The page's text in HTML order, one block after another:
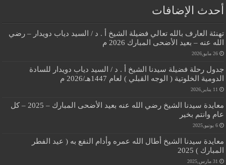
أحدث الإضافات
تهنئة العارف بالله تعالي فضيلة الشيخ أ . د / السيد دياب دويدار – رضي
الله عنه – بعيد الأضحى المبارك 2026 م
26 مايو,2026
جدول رحلة فضيلة سيدنا الشيخ أ . د / السيد دياب دويدار للسادة
الدومية الخلوتية ( الوجه القبلي ) لعام 1447هـ/2026 م
11 يناير,2026
معايدة سيدنا الشيخ رضي الله عنه بعيد الأضحى المبارك – 2025 – كل
عام وانتم بخير
6 يونيو,2025
معايدة سيدنا الشيخ أطال الله عمره وأدام النفع به ( عيد الفطر
المبارك ) 2025
31 مارس,2025